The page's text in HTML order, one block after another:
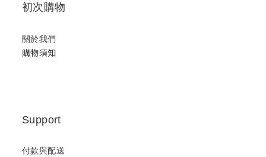
初次購物
關於我們
購物須知
Support
付款與配送